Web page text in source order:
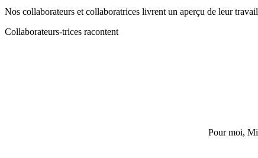
Nos collaborateurs et collaboratrices livrent un aperçu de leur
Collaborateurs-trices racontent
Pour moi,